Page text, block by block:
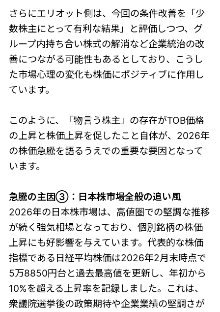
さらにエリオット側は、今回の条件改善を「少
数株主にとって有利な結果」と評価しつつ、グ
ループ内持ち合い株式の解消など企業統治の改
善につながる可能性もあるとしており、こうし
た市場心理の変化も株価にポジティブに作用し
ています。
このように、「物言う株主」の存在がTOB価格
の上昇と株価上昇を促したこと自体が、2026年
の株価急騰を語るうえでの重要な要因となって
います。
急騰の主因③：日本株市場全般の追い風
2026年の日本株市場は、高値圏での堅調な推移
が続く強気相場となっており、個別銘柄の株価
上昇にも好影響を与えています。代表的な株価
指標である日経平均株価は2026年2月末時点で
5万8850円台と過去最高値を更新し、年初から
10%を超える上昇率を記録しました。これは、
衆議院選挙後の政策期待や企業業績の堅調さが